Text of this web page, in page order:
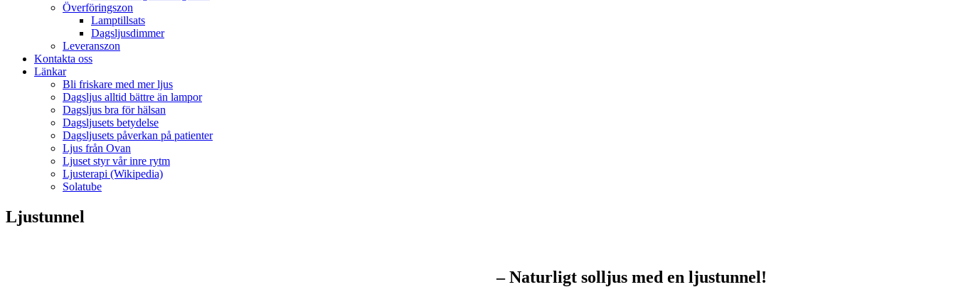
Överföringszon
Lamptillsats
Dagsljusdimmer
Leveranszon
Kontakta oss
Länkar
Bli friskare med mer ljus
Dagsljus alltid bättre än lampor
Dagsljus bra för hälsan
Dagsljusets betydelse
Dagsljusets påverkan på patienter
Ljus från Ovan
Ljuset styr vår inre rytm
Ljusterapi (Wikipedia)
Solatube
Ljustunnel
– Naturligt solljus med en ljustunnel!